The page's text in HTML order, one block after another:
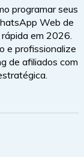
programar seus
Web de
em 2026.
e profissionalize
de afiliados com